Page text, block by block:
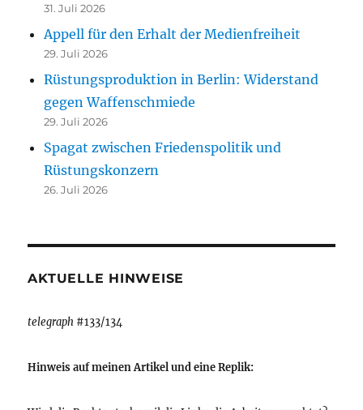
31. Juli 2026
Appell für den Erhalt der Medienfreiheit
29. Juli 2026
Rüstungsproduktion in Berlin: Widerstand
gegen Waffenschmiede
29. Juli 2026
Spagat zwischen Friedenspolitik und
Rüstungskonzern
26. Juli 2026
AKTUELLE HINWEISE
telegraph #133/134
Hinweis auf meinen Artikel und eine Replik: